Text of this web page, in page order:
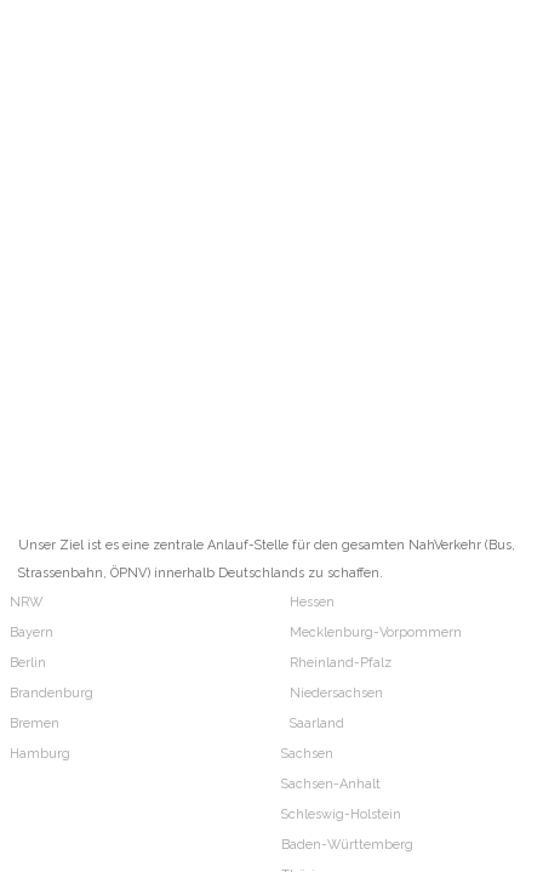
Unser Ziel ist es eine zentrale Anlauf-Stelle für den gesamten NahVerkehr (Bus,
Strassenbahn, ÖPNV) innerhalb Deutschlands zu schaffen.
NRW
Bayern
Berlin
Brandenburg
Bremen
Hamburg
Hessen
Mecklenburg-Vorpommern
Rheinland-Pfalz
Niedersachsen
Saarland
Sachsen
Sachsen-Anhalt
Schleswig-Holstein
Baden-Württemberg